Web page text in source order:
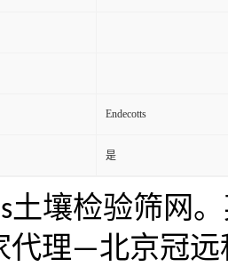
Endecotts
是
土壤检验筛网
代理—北京冠